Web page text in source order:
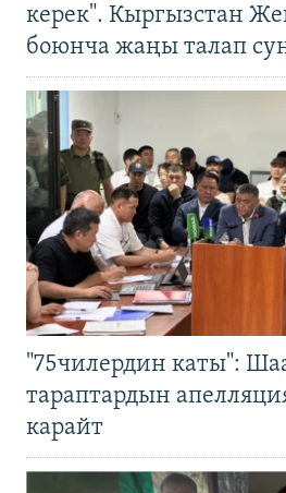
керек". Кыргызстан
боюнча жаңы талап
"75чилердин каты":
тараптардын
карайт